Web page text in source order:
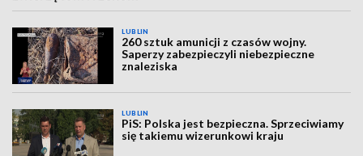
LUBLIN
260 sztuk amunicji z czasów wojny.
Saperzy zabezpieczyli niebezpieczne
znaleziska
LUBLIN
PiS: Polska jest bezpieczna. Sprzeciwiamy
się takiemu wizerunkowi kraju